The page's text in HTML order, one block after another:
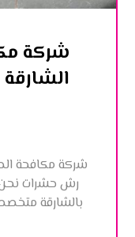
شركة
رش حشرات
بالشارقة